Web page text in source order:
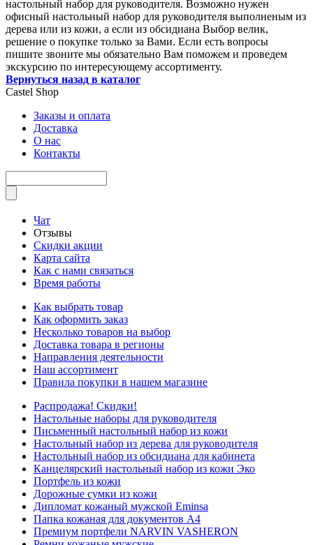
настольный набор для руководителя. Возможно нужен
офисный настольный набор для руководителя выполненым из
дерева или из кожи, а если из обсидиана Выбор велик,
решение о покупке только за Вами. Если есть вопросы
пишите звоните мы обязательно Вам поможем и проведем
экскурсию по интересующему ассортименту.
Вернуться назад в каталог
Castel Shop
Заказы и оплата
Доставка
О нас
Контакты
Чат
Отзывы
Скидки акции
Карта сайта
Как с нами связаться
Время работы
Как выбрать товар
Как оформить заказ
Несколько товаров на выбор
Доставка товара в регионы
Направления деятельности
Наш ассортимент
Правила покупки в нашем магазине
Распродажа! Скидки!
Настольные наборы для руководителя
Письменный настольный набор из кожи
Настольный набор из дерева для руководителя
Настольный набор из обсидиана для кабинета
Канцелярский настольный набор из кожи Эко
Портфель из кожи
Дорожные сумки из кожи
Дипломат кожаный мужской Eminsa
Папка кожаная для документов А4
Премиум портфели NARVIN VASHERON